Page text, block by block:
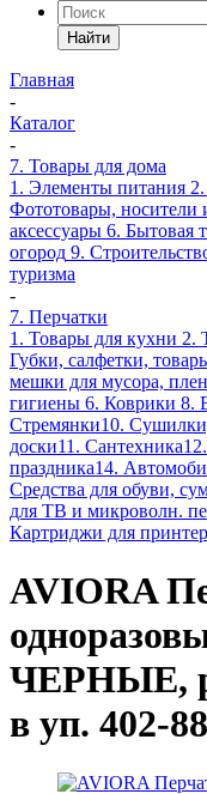
Найти
Главная
-
Каталог
-
7. Товары для дома
1. Элементы питания
Фототовары, носители
аксессуары 6. Бытовая
огород 9.
туризма
-
7. Перчатки
1. Товары для кухни 2.
Губки, салфетки,
мешки для мусора,
гигиены 6. Коврики 8.
Стремянки10.
доски11. Сантехника
праздника14.
Средства для обуви,
для ТВ и микроволн.
Картриджи для
AVIORA
ЧЕРНЫЕ,
в уп. 402-